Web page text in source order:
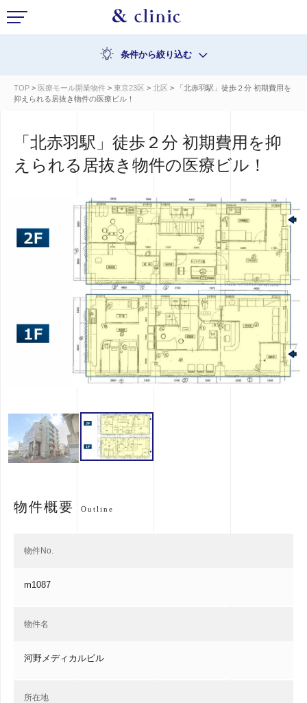
条件から絞り込む
TOP > 医療モール開業物件 > 東京23区 > 北区 > 「北赤羽駅」徒歩２分 初期費用を
抑えられる居抜き物件の医療ビル！
「北赤羽駅」徒歩２分 初期費用を抑
えられる居抜き物件の医療ビル！
物件概要 Outline
物件No.
m1087
物件名
河野メディカルビル
所在地